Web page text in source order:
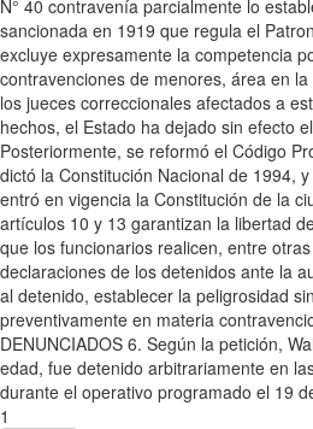
N° 40 contravenía parcialmente lo
sancionada en 1919 que regula el
excluye expresamente la competencia
contravenciones de menores, área en
los jueces correccionales afectados a
hechos, el Estado ha dejado sin efecto
Posteriormente, se reformó el Código
dictó la Constitución Nacional de 1994,
entró en vigencia la Constitución de la
artículos 10 y 13 garantizan la libertad
que los funcionarios realicen, entre
declaraciones de los detenidos ante la
al detenido, establecer la peligrosidad
preventivamente en materia
DENUNCIADOS 6. Según la petición,
edad, fue detenido arbitrariamente en
durante el operativo programado el 19
1